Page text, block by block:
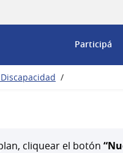
Participá
/
cliquear el botón